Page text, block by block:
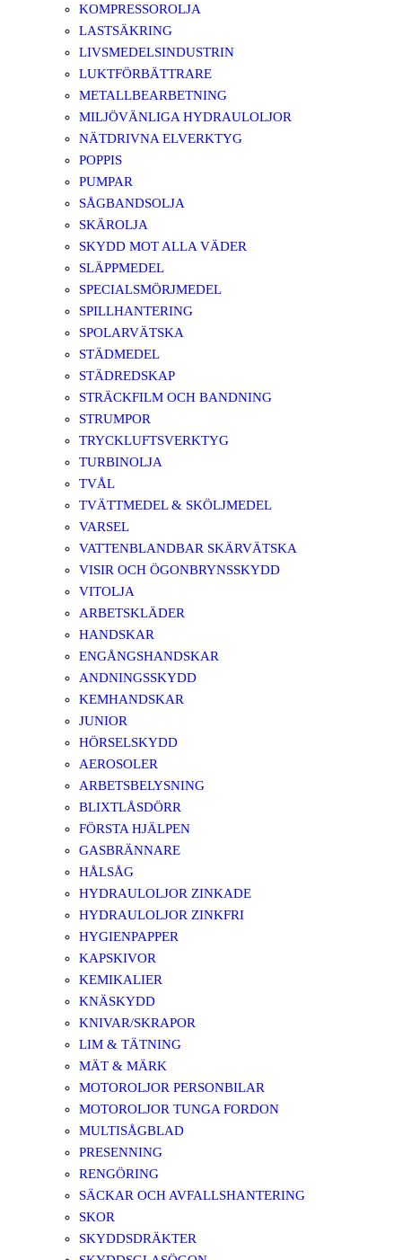
KOMPRESSOROLJA
LASTSÄKRING
LIVSMEDELSINDUSTRIN
LUKTFÖRBÄTTRARE
METALLBEARBETNING
MILJÖVÄNLIGA HYDRAULOLJOR
NÄTDRIVNA ELVERKTYG
POPPIS
PUMPAR
SÅGBANDSOLJA
SKÄROLJA
SKYDD MOT ALLA VÄDER
SLÄPPMEDEL
SPECIALSMÖRJMEDEL
SPILLHANTERING
SPOLARVÄTSKA
STÄDMEDEL
STÄDREDSKAP
STRÄCKFILM OCH BANDNING
STRUMPOR
TRYCKLUFTSVERKTYG
TURBINOLJA
TVÅL
TVÄTTMEDEL & SKÖLJMEDEL
VARSEL
VATTENBLANDBAR SKÄRVÄTSKA
VISIR OCH ÖGONBRYNSSKYDD
VITOLJA
ARBETSKLÄDER
HANDSKAR
ENGÅNGSHANDSKAR
ANDNINGSSKYDD
KEMHANDSKAR
JUNIOR
HÖRSELSKYDD
AEROSOLER
ARBETSBELYSNING
BLIXTLÅSDÖRR
FÖRSTA HJÄLPEN
GASBRÄNNARE
HÅLSÅG
HYDRAULOLJOR ZINKADE
HYDRAULOLJOR ZINKFRI
HYGIENPAPPER
KAPSKIVOR
KEMIKALIER
KNÄSKYDD
KNIVAR/SKRAPOR
LIM & TÄTNING
MÄT & MÄRK
MOTOROLJOR PERSONBILAR
MOTOROLJOR TUNGA FORDON
MULTISÅGBLAD
PRESENNING
RENGÖRING
SÄCKAR OCH AVFALLSHANTERING
SKOR
SKYDDSDRÄKTER